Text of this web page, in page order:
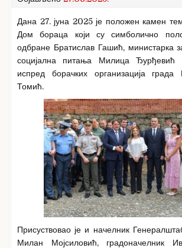
Дана 27. јуна 2025 је положен камен
Дом бораца који су симболично
одбране Братислав Гашић, министарка
социјална питања Милица Ђурђевић
испред борачких организација града
Томић.
Присуствовао је и начелник
Милан Мојсиловић, градоначелник